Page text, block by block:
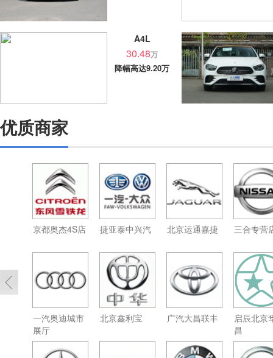
A4L
30.48万
降幅高达9.20万
优质商家
京都奥杰4S店 捷亚泰中兴汽 北京运通嘉捷 三合专营
一汽奥迪城市
展厅
北京鑫利宝 广汽大昌联丰
启辰北京
昌